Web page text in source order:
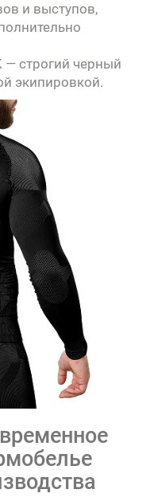
и выступов,
— строгий черный
экипировкой.